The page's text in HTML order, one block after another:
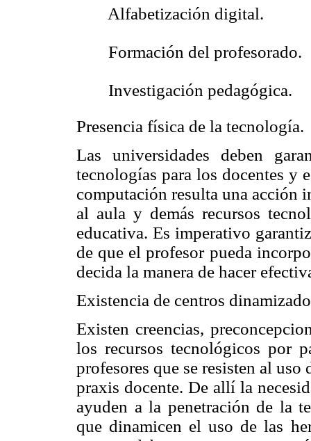
 Alfabetización digital.
 Formación del profesorado.
 Investigación pedagógica.
Presencia física de la tecnología.
Las universidades deben
tecnologías para los docentes y
computación resulta una acción
al aula y demás recursos
educativa. Es imperativo
de que el profesor pueda
decida la manera de hacer
Existencia de centros
Existen creencias,
los recursos tecnológicos por
profesores que se resisten al
praxis docente. De allí la
ayuden a la penetración de la
que dinamicen el uso de las